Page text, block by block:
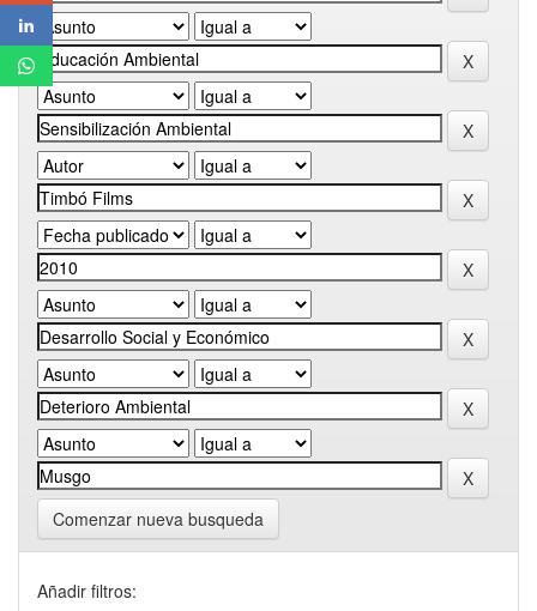
Comenzar nueva busqueda
Añadir filtros: